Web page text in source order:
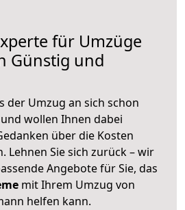
für Umzüge
Günstig und
der Umzug an sich schon
wollen Ihnen dabei
über die Kosten
Lehnen Sie sich zurück – wir
Angebote für Sie, das
mit Ihrem Umzug von
helfen kann.